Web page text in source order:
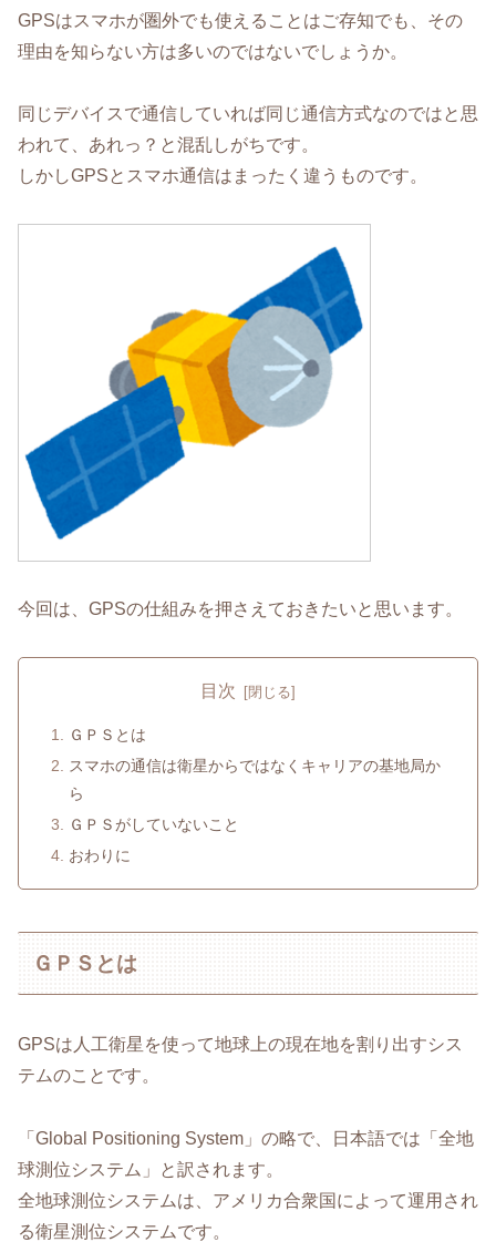
GPSはスマホが圏外でも使えることはご存知でも、その
理由を知らない方は多いのではないでしょうか。
同じデバイスで通信していれば同じ通信方式なのではと思
われて、あれっ？と混乱しがちです。
しかしGPSとスマホ通信はまったく違うものです。
今回は、GPSの仕組みを押さえておきたいと思います。
目次
ＧＰＳとは
スマホの通信は衛星からではなくキャリアの基地局か
ら
ＧＰＳがしていないこと
おわりに
ＧＰＳとは
GPSは人工衛星を使って地球上の現在地を割り出すシス
テムのことです。
「Global Positioning System」の略で、日本語では「全地
球測位システム」と訳されます。
全地球測位システムは、アメリカ合衆国によって運用され
る衛星測位システムです。